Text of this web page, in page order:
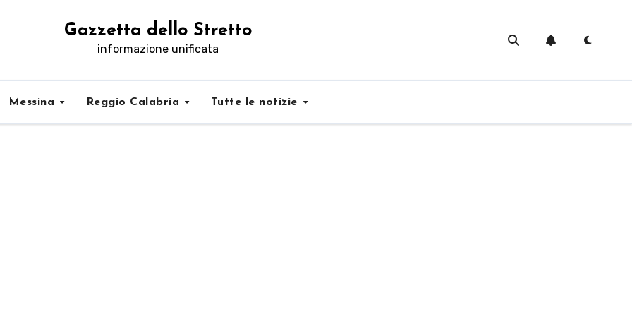
Gazzetta dello Stretto
informazione unificata
Messina Reggio Calabria Tutte le notizie